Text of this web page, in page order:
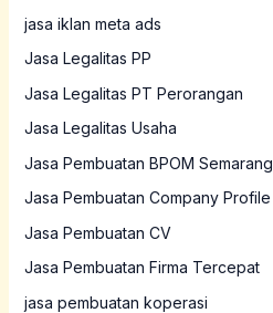
jasa iklan meta ads
Jasa Legalitas PP
Jasa Legalitas PT Perorangan
Jasa Legalitas Usaha
Jasa Pembuatan BPOM Semarang
Jasa Pembuatan Company Profile
Jasa Pembuatan CV
Jasa Pembuatan Firma Tercepat
jasa pembuatan koperasi